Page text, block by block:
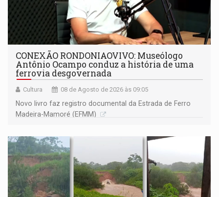
CONEXÃO RONDONIAOVIVO: Museólogo
Antônio Ocampo conduz a história de uma
ferrovia desgovernada
Cultura 08 de Agosto de 2026 às 09:05
Novo livro faz registro documental da Estrada de Ferro
Madeira-Mamoré (EFMM)